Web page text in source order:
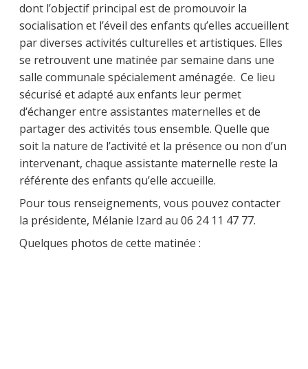
dont l’objectif principal est de promouvoir la
socialisation et l’éveil des enfants qu’elles accueillent
par diverses activités culturelles et artistiques. Elles
se retrouvent une matinée par semaine dans une
salle communale spécialement aménagée. Ce lieu
sécurisé et adapté aux enfants leur permet
d‘échanger entre assistantes maternelles et de
partager des activités tous ensemble. Quelle que
soit la nature de l’activité et la présence ou non d’un
intervenant, chaque assistante maternelle reste la
référente des enfants qu’elle accueille.
Pour tous renseignements, vous pouvez contacter
la présidente, Mélanie Izard au 06 24 11 47 77.
Quelques photos de cette matinée :